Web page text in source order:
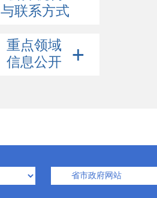
与联系方式
重点领域
信息公开